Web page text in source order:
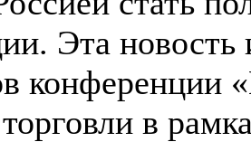
Эта
конференции
в